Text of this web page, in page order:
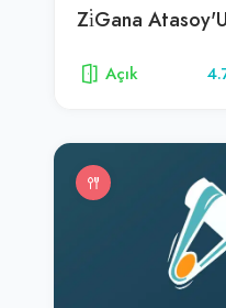
Zi̇Gana
Açık